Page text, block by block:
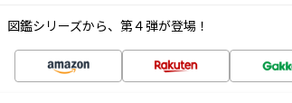
図鑑シリーズから、第４弾が登場！